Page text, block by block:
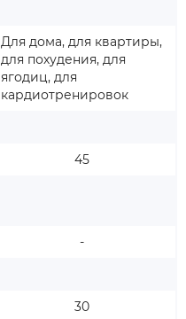
Для дома, для квартиры,
для похудения, для
ягодиц, для
кардиотренировок
45
-
30